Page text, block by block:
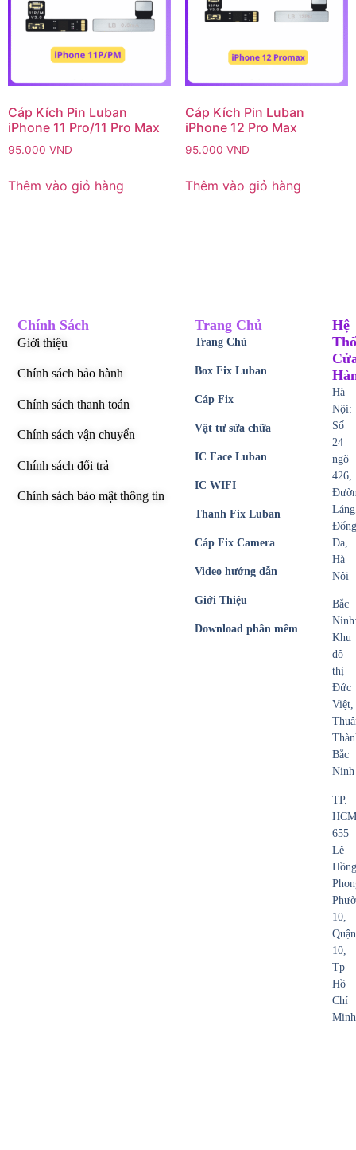
Cáp Kích Pin Luban
iPhone 11 Pro/11 Pro Max
95.000 VND
Thêm vào giỏ hàng
Cáp Kích Pin Luban
iPhone 12 Pro Max
95.000 VND
Thêm vào giỏ hàng
Trang Chủ
Trang Chủ
Box Fix Luban
Cáp Fix
Vật tư sửa chữa
IC Face Luban
IC WIFI
Thanh Fix Luban
Cáp Fix Camera
Video hướng dẫn
Giới Thiệu
Download phần mềm
Chính Sách
Giới thiệu
Chính sách bảo hành
Chính sách thanh toán
Chính sách vận chuyển
Chính sách đổi trả
Chính sách bảo mật thông tin
Hệ
Hà
Nội:
Số
24
ngõ
426,
Đống
Đa,
Hà
Nội
Bắc
Khu
đô
thị
Đức
Việt,
Bắc
Ninh
TP.
655
Lê
Hồng
10,
Quận
10,
Tp
Hồ
Chí
Minh